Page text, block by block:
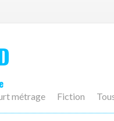
métrage Fiction